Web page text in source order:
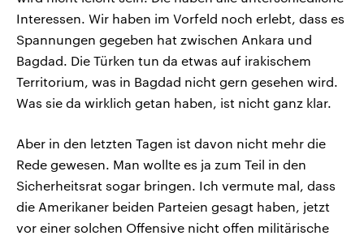
Interessen. Wir haben im Vorfeld noch erlebt, dass es
Spannungen gegeben hat zwischen Ankara und
Bagdad. Die Türken tun da etwas auf irakischem
Territorium, was in Bagdad nicht gern gesehen wird.
Was sie da wirklich getan haben, ist nicht ganz klar.
Aber in den letzten Tagen ist davon nicht mehr die
Rede gewesen. Man wollte es ja zum Teil in den
Sicherheitsrat sogar bringen. Ich vermute mal, dass
die Amerikaner beiden Parteien gesagt haben, jetzt
vor einer solchen Offensive nicht offen militärische